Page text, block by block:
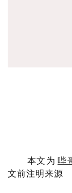
本文为 哔
文前注明来源